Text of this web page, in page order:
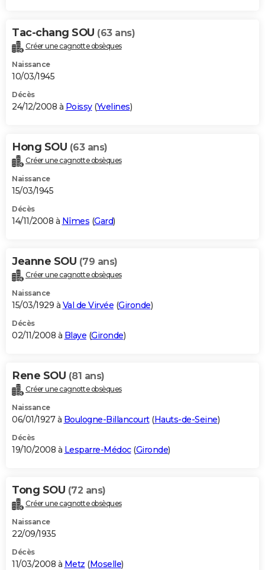
Tac-chang SOU (63 ans)
Créer une cagnotte obsèques
Naissance
10/03/1945
Décès
24/12/2008 à Poissy(Yvelines)
Hong SOU (63 ans)
Créer une cagnotte obsèques
Naissance
15/03/1945
Décès
14/11/2008 à Nîmes (Gard)
Jeanne SOU (79 ans)
Créer une cagnotte obsèques
Naissance
15/03/1929 à Val de Virvée (Gironde)
Décès
02/11/2008 à Blaye (Gironde)
Rene SOU (81 ans)
Créer une cagnotte obsèques
Naissance
06/01/1927 à Boulogne-Billancourt(Hauts-de-Seine)
Décès
19/10/2008 à Lesparre-Médoc(Gironde)
Tong SOU (72 ans)
Créer une cagnotte obsèques
Naissance
22/09/1935
Décès
11/03/2008 à Metz (Moselle)